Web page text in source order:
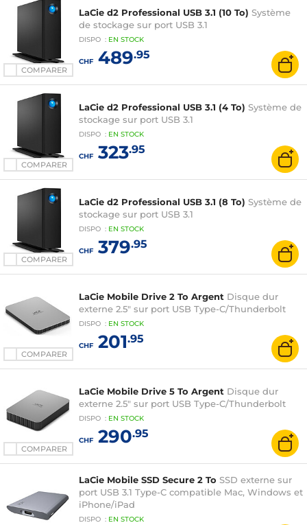
COMPARER
LaCie d2 Professional USB 3.1 (10 To) Système
de stockage sur port USB 3.1
DISPO : EN STOCK
CHF489.95
COMPARER
LaCie d2 Professional USB 3.1 (4 To) Système de
stockage sur port USB 3.1
DISPO : EN STOCK
CHF323.95
COMPARER
LaCie d2 Professional USB 3.1 (8 To) Système de
stockage sur port USB 3.1
DISPO : EN STOCK
CHF379.95
COMPARER
LaCie Mobile Drive 2 To Argent Disque dur
externe 2.5" sur port USB Type-C/Thunderbolt
DISPO : EN STOCK
CHF201.95
COMPARER
LaCie Mobile Drive 5 To Argent Disque dur
externe 2.5" sur port USB Type-C/Thunderbolt
DISPO : EN STOCK
CHF290.95
LaCie Mobile SSD Secure 2 To SSD externe sur
port USB 3.1 Type-C compatible Mac, Windows et
iPhone/iPad
DISPO : EN STOCK